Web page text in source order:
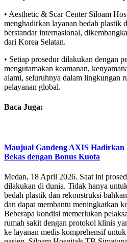
• Aesthetic & Scar Center Siloam
menghadirkan layanan bedah plastik
berstandar internasional,
dari Korea Selatan.
• Setiap prosedur dilakukan dengan
mengutamakan keamanan,
alami, seluruhnya dalam lingkungan
pelayanan global.
Baca Juga:
Maujual Gandeng AXIS Hadirkan
Bekas dengan Bonus Kuota
Medan, 18 April 2026. Saat ini
dilakukan di dunia. Tidak hanya
bedah plastik dan rekonstruksi
dan dapat membantu meningkatkan
Beberapa kondisi memerlukan
rumah sakit dengan protokol klinis
ke layanan medis komprehensif